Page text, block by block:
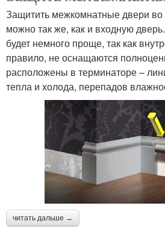
Защитить межкомнатные двери
можно так же, как и входную
будет немного проще, так как
правило, не оснащаются
расположены в терминаторе –
тепла и холода, перепадов
читать дальше →